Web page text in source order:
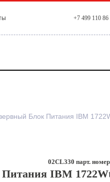
+7 499 110 86
02CL330 парт. номер
IBM